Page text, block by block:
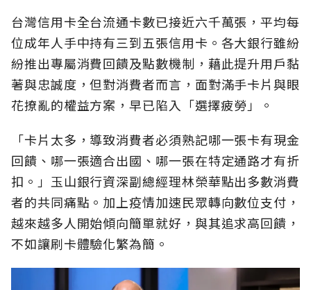
台灣信用卡全台流通卡數已接近六千萬張，平均每
位成年人手中持有三到五張信用卡。各大銀行雖紛
紛推出專屬消費回饋及點數機制，藉此提升用戶黏
著與忠誠度，但對消費者而言，面對滿手卡片與眼
花撩亂的權益方案，早已陷入「選擇疲勞」。
「卡片太多，導致消費者必須熟記哪一張卡有現金
回饋、哪一張適合出國、哪一張在特定通路才有折
扣。」玉山銀行資深副總經理林榮華點出多數消費
者的共同痛點。加上疫情加速民眾轉向數位支付，
越來越多人開始傾向簡單就好，與其追求高回饋，
不如讓刷卡體驗化繁為簡。